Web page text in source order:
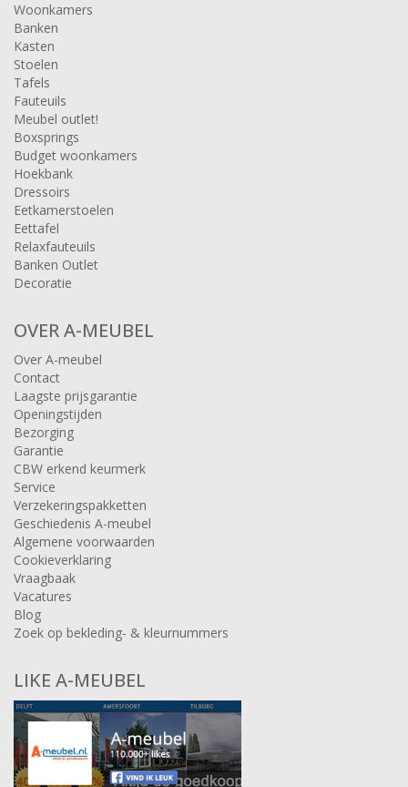
Woonkamers
Banken
Kasten
Stoelen
Tafels
Fauteuils
Meubel outlet!
Boxsprings
Budget woonkamers
Hoekbank
Dressoirs
Eetkamerstoelen
Eettafel
Relaxfauteuils
Banken Outlet
Decoratie
OVER A-MEUBEL
Over A-meubel
Contact
Laagste prijsgarantie
Openingstijden
Bezorging
Garantie
CBW erkend keurmerk
Service
Verzekeringspakketten
Geschiedenis A-meubel
Algemene voorwaarden
Cookieverklaring
Vraagbaak
Vacatures
Blog
Zoek op bekleding- & kleurnummers
LIKE A-MEUBEL